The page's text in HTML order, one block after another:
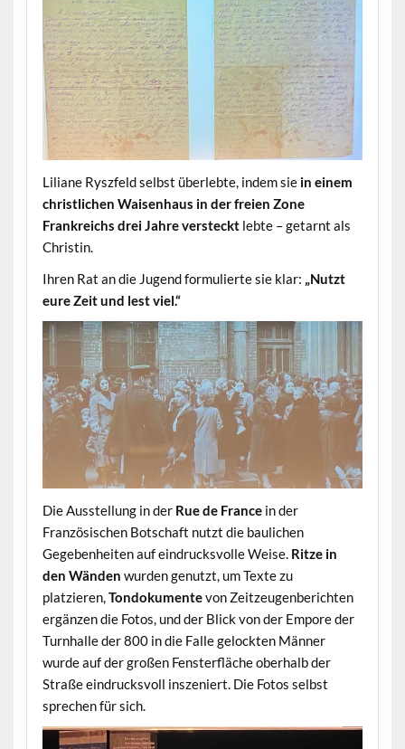
Liliane Ryszfeld selbst überlebte, indem sie in einem
christlichen Waisenhaus in der freien Zone
Frankreichs drei Jahre verstecktlebte – getarnt als
Christin.
Ihren Rat an die Jugend formulierte sie klar: „Nutzt
eure Zeit und lest viel.“
Die Ausstellung in der Rue de Francein der
Französischen Botschaft nutzt die baulichen
Gegebenheiten auf eindrucksvolle Weise. Ritze in
den Wänden wurden genutzt, um Texte zu
platzieren,Tondokumentevon Zeitzeugenberichten
ergänzen die Fotos, und der Blick von der Empore der
Turnhalle der 800 in die Falle gelockten Männer
wurde auf der großen Fensterfläche oberhalb der
Straße eindrucksvoll inszeniert. Die Fotos selbst
sprechen für sich.